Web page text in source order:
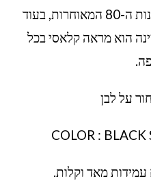
על העיצובים הכבדים של שנות ה-80 המאוחרות, בעוד
הוא מראה קלאסי בכל
על לבן
COLOR :
עמידות מאד וקלות.